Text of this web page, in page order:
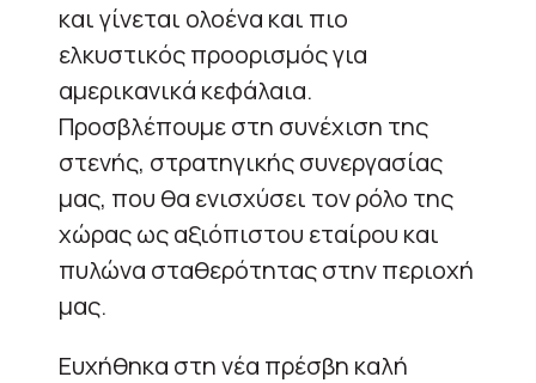
και γίνεται ολοένα και πιο
ελκυστικός προορισμός για
αμερικανικά κεφάλαια.
Προσβλέπουμε στη συνέχιση της
στενής, στρατηγικής συνεργασίας
μας, που θα ενισχύσει τον ρόλο της
χώρας ως αξιόπιστου εταίρου και
πυλώνα σταθερότητας στην περιοχή
μας.
Ευχήθηκα στη νέα πρέσβη καλή